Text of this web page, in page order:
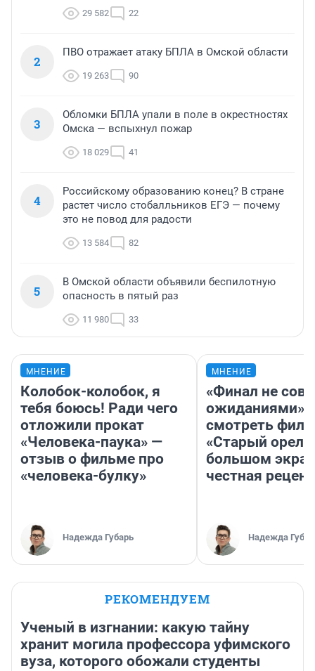
29 582 22
2
ПВО отражает атаку БПЛА в Омской области
19 263 90
3
Обломки БПЛА упали в поле в окрестностях
Омска — вспыхнул пожар
18 029 41
4
Российскому образованию конец? В стране
растет число стобалльников ЕГЭ — почему
это не повод для радости
13 584 82
5
В Омской области объявили беспилотную
опасность в пятый раз
11 980 33
МНЕНИЕ
Колобок-колобок, я
тебя боюсь! Ради чего
отложили прокат
«Человека-паука» —
отзыв о фильме про
«человека-булку»
Надежда Губарь
МНЕНИЕ
«Финал не
ожиданиями»:
смотреть
«Старый орел»
большом
честная
Надежда
РЕКОМЕНДУЕМ
Ученый в изгнании: какую тайну
хранит могила профессора уфимского
вуза, которого обожали студенты